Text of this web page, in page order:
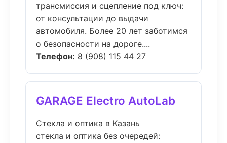
трансмиссия и сцепление под ключ:
от консультации до выдачи
автомобиля. Более 20 лет заботимся
о безопасности на дороге....
Телефон: 8 (908) 115 44 27
GARAGE Electro AutoLab
Стекла и оптика в Казань
стекла и оптика без очередей: